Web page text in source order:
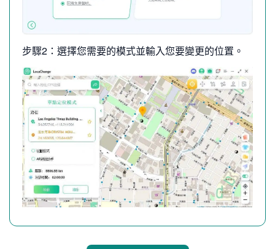
步驟2：選擇您需要的模式並輸入您要變更的位置。